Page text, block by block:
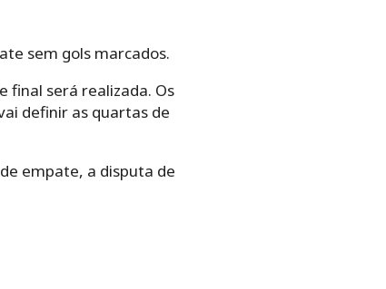
sem gols marcados.
final será realizada. Os
definir as quartas de
empate, a disputa de